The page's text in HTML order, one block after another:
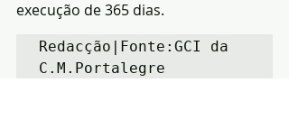
execução de 365 dias.
Redacção|Fonte:GCI da
C.M.Portalegre